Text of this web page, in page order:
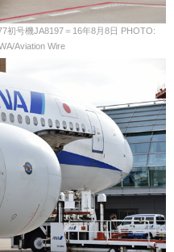
初号機JA8197＝16年8月8日 PHOTO:
Aviation Wire